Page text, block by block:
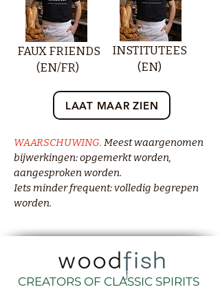
FAUX FRIENDS
(EN/FR)
INSTITUTEES
(EN)
LAAT MAAR ZIEN
WAARSCHUWING. Meest waargenomen
bijwerkingen: opgemerkt worden,
aangesproken worden.
Iets minder frequent: volledig begrepen
worden.
CREATORS OF CLASSIC SPIRITS